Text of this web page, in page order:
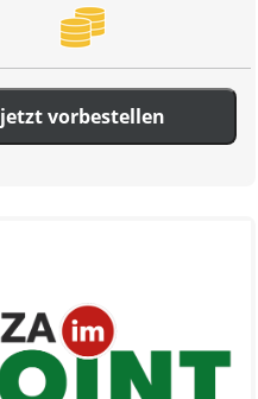
jetzt vorbestellen